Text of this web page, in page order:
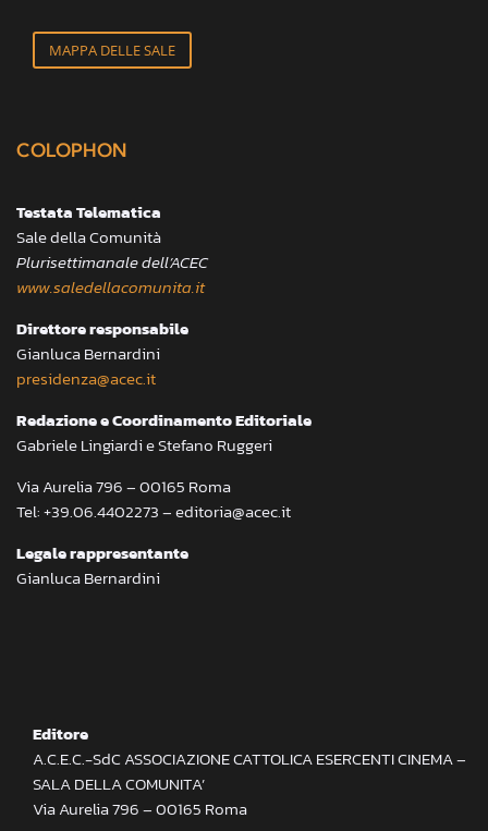
MAPPA DELLE SALE
COLOPHON
Testata Telematica
Sale della Comunità
Plurisettimanale dell’ACEC
www.saledellacomunita.it
Direttore responsabile
Gianluca Bernardini
presidenza@acec.it
Redazione e Coordinamento Editoriale
Gabriele Lingiardi e Stefano Ruggeri
Via Aurelia 796 – 00165 Roma
Tel: +39.06.4402273 – editoria@acec.it
Legale rappresentante
Gianluca Bernardini
Editore
A.C.E.C.-SdC ASSOCIAZIONE CATTOLICA ESERCENTI CINEMA –
SALA DELLA COMUNITA’
Via Aurelia 796 – 00165 Roma